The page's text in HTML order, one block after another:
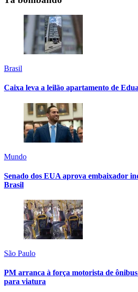
Brasil
Caixa leva a leilão apartamento de
Mundo
Senado dos EUA aprova embaixador
Brasil
São Paulo
PM arranca à força motorista de ônibus
para viatura